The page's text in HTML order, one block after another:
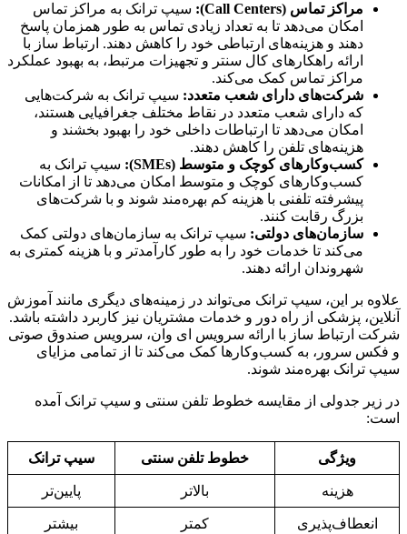
مراکز تماس (Call Centers):
سیپ ترانک به مراکز تماس
امکان می‌دهد تا به تعداد زیادی تماس به طور همزمان پاسخ
دهند و هزینه‌های ارتباطی خود را کاهش دهند. ارتباط ساز با
ارائه راهکارهای کال سنتر و تجهیزات مرتبط، به بهبود عملکرد
مراکز تماس کمک می‌کند.
شرکت‌های دارای شعب متعدد: سیپ ترانک به شرکت‌هایی
که دارای شعب متعدد در نقاط مختلف جغرافیایی هستند،
امکان می‌دهد تا ارتباطات داخلی خود را بهبود بخشند و
هزینه‌های تلفن را کاهش دهند.
کسب‌وکارهای کوچک و متوسط (SMEs):
سیپ ترانک به
کسب‌وکارهای کوچک و متوسط امکان می‌دهد تا از امکانات
پیشرفته تلفنی با هزینه کم بهره‌مند شوند و با شرکت‌های
بزرگ رقابت کنند.
سازمان‌های دولتی: سیپ ترانک به سازمان‌های دولتی کمک
می‌کند تا خدمات خود را به طور کارآمدتر و با هزینه کمتری به
شهروندان ارائه دهند.
علاوه بر این، سیپ ترانک می‌تواند در زمینه‌های دیگری مانند آموزش
آنلاین، پزشکی از راه دور و خدمات مشتریان نیز کاربرد داشته باشد.
شرکت ارتباط ساز با ارائه سرویس ای وان، سرویس صندوق صوتی
و فکس سرور، به کسب‌وکارها کمک می‌کند تا از تمامی مزایای
سیپ ترانک بهره‌مند شوند.
در زیر جدولی از مقایسه خطوط تلفن سنتی و سیپ ترانک آمده
است:
ویژگی خطوط تلفن سنتی سیپ ترانک
هزینه بالاتر پایین‌تر
انعطاف‌پذیری کمتر بیشتر